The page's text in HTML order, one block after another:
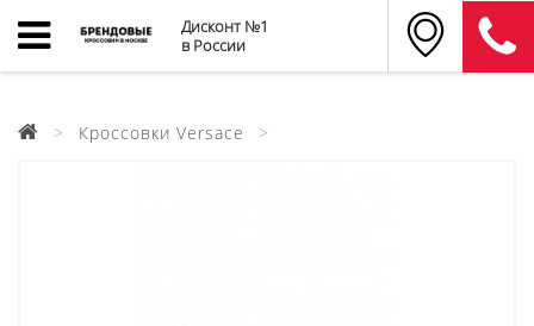
Дисконт №1
в России
Кроссовки Versace